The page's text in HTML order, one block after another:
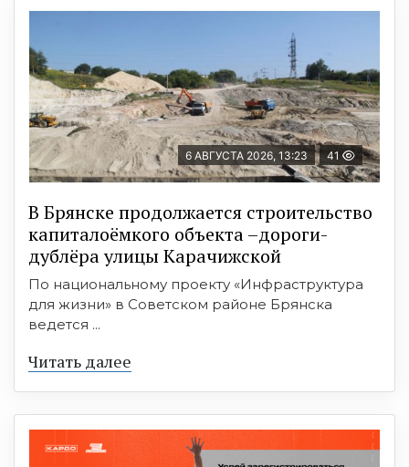
6 АВГУСТА 2026, 13:23 41
В Брянске продолжается строительство
капиталоёмкого объекта –дороги-
дублёра улицы Карачижской
По национальному проекту «Инфраструктура
для жизни» в Советском районе Брянска
ведется ...
Читать далее